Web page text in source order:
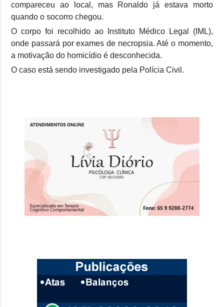
compareceu ao local, mas Ronaldo já estava morto
quando o socorro chegou.
O corpo foi recolhido ao Instituto Médico Legal (IML),
onde passará por exames de necropsia. Até o momento,
a motivação do homicídio é desconhecida.
O caso está sendo investigado pela Polícia Civil.